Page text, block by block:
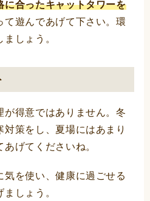
に合ったキャットタワーを
て遊んであげて下さい。環
しょう。
が得意ではありません。冬
策をし、夏場にはあまり
げてくださいね。
を使い、健康に過ごせる
しょう。